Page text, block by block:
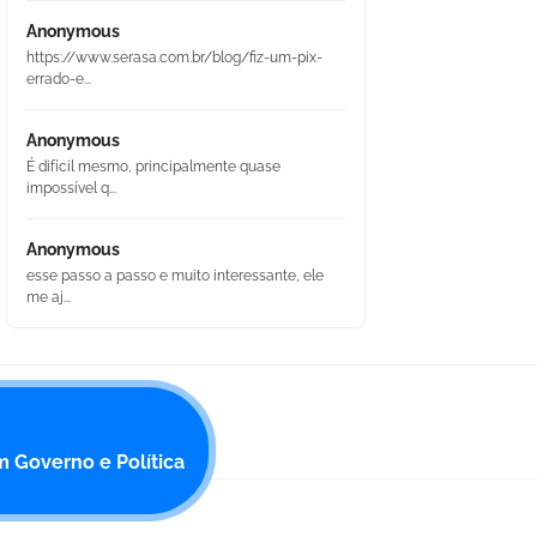
Governo e Política
Anonymous
https://www.serasa.com.br/blog/fiz-um-pix-
errado-e...
Anonymous
É difícil mesmo, principalmente quase
impossível q...
Anonymous
esse passo a passo e muito interessante, ele
me aj...